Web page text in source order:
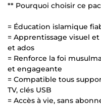
** Pourquoi choisir ce
= Éducation islamique
= Apprentissage visuel
et ados
= Renforce la foi
et engageante
= Compatible tous
TV, clés USB
= Accès à vie, sans